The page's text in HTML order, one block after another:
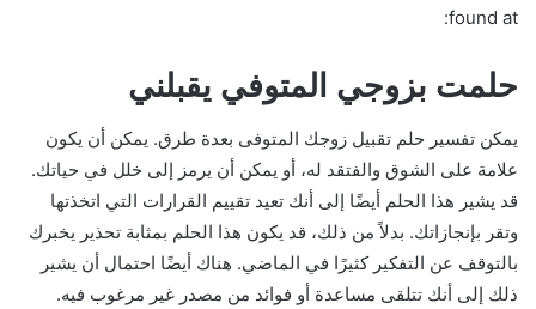
found at:
حلمت بزوجي المتوفي يقبلني
يمكن تفسير حلم تقبيل زوجك المتوفى بعدة طرق. يمكن أن يكون
علامة على الشوق والفتقد له، أو يمكن أن يرمز إلى خلل في حياتك.
قد يشير هذا الحلم أيضًا إلى أنك تعيد تقييم القرارات التي اتخذتها
وتقر بإنجازاتك. بدلاً من ذلك، قد يكون هذا الحلم بمثابة تحذير يخبرك
بالتوقف عن التفكير كثيرًا في الماضي. هناك أيضًا احتمال أن يشير
ذلك إلى أنك تتلقى مساعدة أو فوائد من مصدر غير مرغوب فيه.